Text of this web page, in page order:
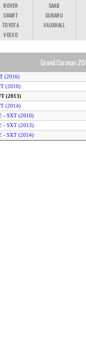
ROVER
SAAB
SMART
SUBARU
TOYOTA
VAUXHALL
VOLVO
Grand Caravan
(2016)
(2010)
(2013)
(2014)
- SXT (2010)
- SXT (2013)
- SXT (2014)